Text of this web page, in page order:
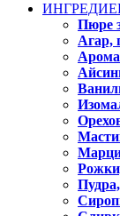
Пюре
Агар,